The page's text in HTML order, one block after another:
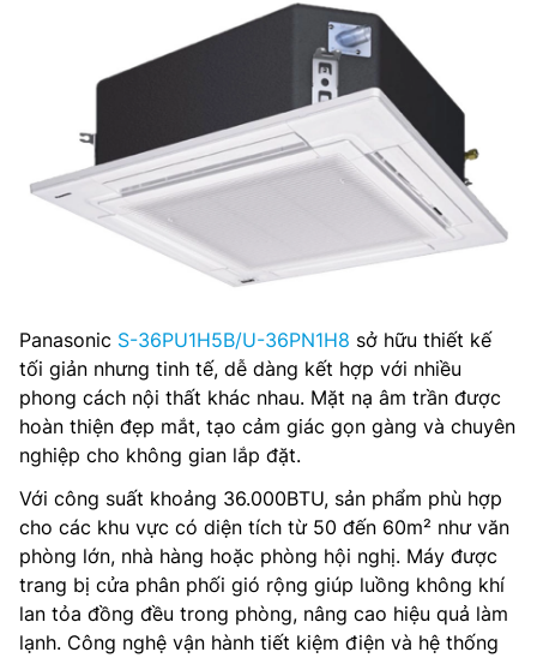
Panasonic S-36PU1H5B/U-36PN1H8 sở hữu thiết kế
tối giản nhưng tinh tế, dễ dàng kết hợp với nhiều
phong cách nội thất khác nhau. Mặt nạ âm trần được
hoàn thiện đẹp mắt, tạo cảm giác gọn gàng và chuyên
nghiệp cho không gian lắp đặt.
Với công suất khoảng 36.000BTU, sản phẩm phù hợp
cho các khu vực có diện tích từ 50 đến 60m² như văn
phòng lớn, nhà hàng hoặc phòng hội nghị. Máy được
trang bị cửa phân phối gió rộng giúp luồng không khí
lan tỏa đồng đều trong phòng, nâng cao hiệu quả làm
lạnh. Công nghệ vận hành tiết kiệm điện và hệ thống